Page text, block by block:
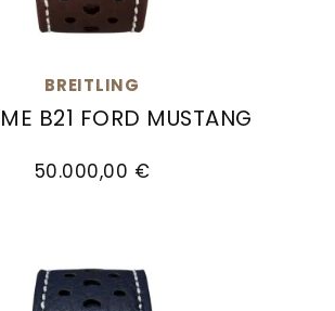
BREITLING
B21 FORD MUSTANG
50.000,00 €